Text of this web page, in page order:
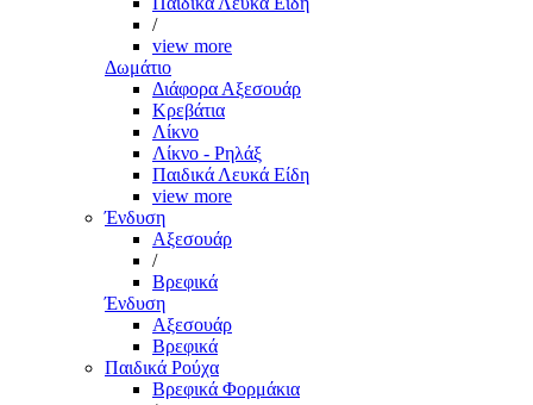
/
view more
Δωμάτιο
Διάφορα Αξεσουάρ
Κρεβάτια
Λίκνο
Λίκνο - Ρηλάξ
Παιδικά Λευκά Είδη
view more
Ένδυση
Αξεσουάρ
/
Βρεφικά
Ένδυση
Αξεσουάρ
Βρεφικά
Παιδικά Ρούχα
Βρεφικά Φορμάκια